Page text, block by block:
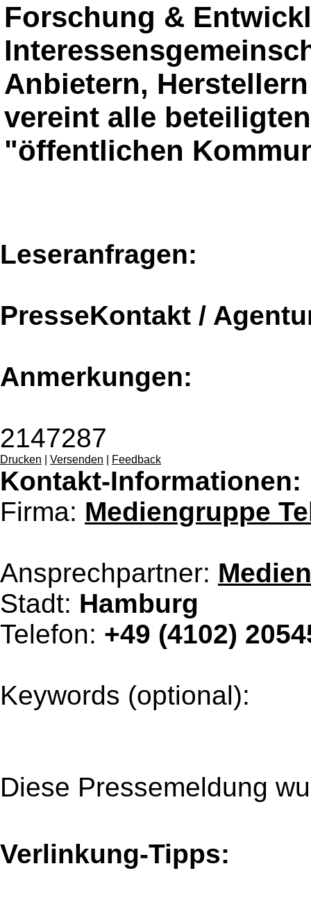
Forschung &
Anbietern,
vereint alle
"öffentlichen
Leseranfragen:
PresseKontakt /
Anmerkungen:
2147287
Drucken Versenden Feedback
Kontakt-Informationen:
Firma: Mediengruppe
Ansprechpartner:
Stadt: Hamburg
Telefon: +49 (4102)
Keywords (optional):
Diese Pressemeldung
Verlinkung-Tipps: